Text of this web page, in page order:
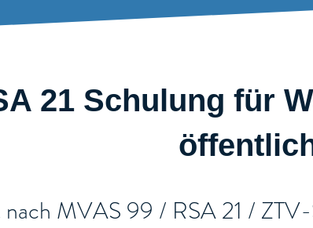
21 Schulung für
MVAS 99 / RSA 21 /